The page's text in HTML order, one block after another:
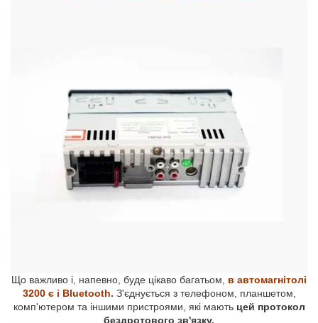
Що важливо і, напевно, буде цікаво багатьом, в автомагнітолі
3200 є і Bluetooth. З'єднується з телефоном, планшетом,
комп'ютером та іншими пристроями, які мають цей протокол
бездротового зв'язку.